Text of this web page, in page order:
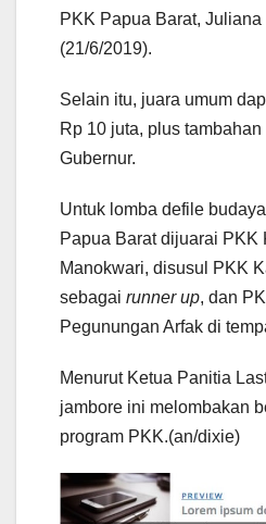
PKK Papua Barat,
(21/6/2019).
Selain itu, juara umum
Rp 10 juta, plus
Gubernur.
Untuk lomba defile
Papua Barat dijuarai PKK
Manokwari, disusul PKK
sebagai runner up, dan
Pegunungan Arfak di
Menurut Ketua Panitia
jambore ini melombakan
program PKK.(an/dixie)